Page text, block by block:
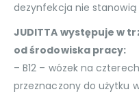
dezynfekcja nie
JUDITTA występuje w
od środowiska pracy:
– B12 – wózek na
przeznaczony do użytku